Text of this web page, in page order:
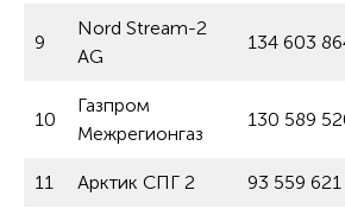
9
Nord Stream-2
AG
134 603
10
Газпром
Межрегионгаз
130 589
11 Арктик СПГ 2 93 559 621